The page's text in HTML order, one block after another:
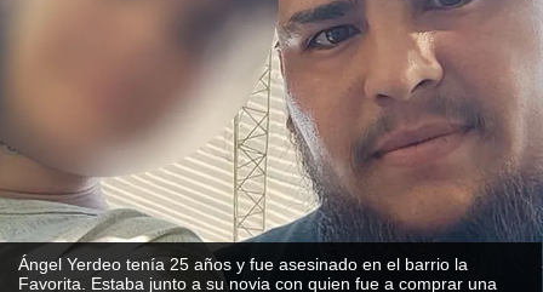
Ángel Yerdeo tenía 25 años y fue asesinado en el barrio la
Favorita. Estaba junto a su novia con quien fue a comprar una